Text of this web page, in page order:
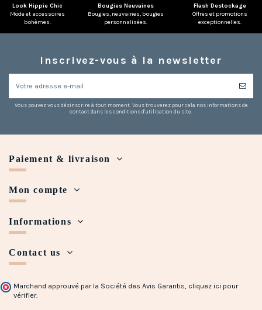
(1 avis)
Look Hippie Chic
Mode et accessoires
bohèmes.
Bougies Neuvaines
Bougies, neuvaines, bougies
personnalisées.
Flash Destockage
Offres et promotions
exceptionnelles.
Inscrivez-vous à la newsletter
Vous pouvez vous désinscrire à tout moment. Vous trouverez pour cela nos informations de
contact dans les conditions d'utilisation du site.
Paiement & livraison
Mon compte
Informations
Contact us
Marchand approuvé par la Société des Avis Garantis, cliquez ici pour
vérifier.